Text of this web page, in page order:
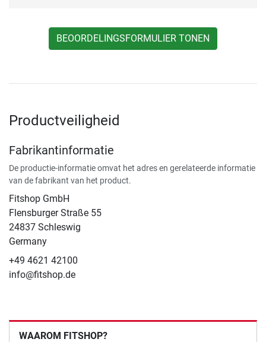
BEOORDELINGSFORMULIER TONEN
Productveiligheid
Fabrikantinformatie
De productie-informatie omvat het adres en gerelateerde informatie
van de fabrikant van het product.
Fitshop GmbH
Flensburger Straße 55
24837 Schleswig
Germany
+49 4621 42100
info@fitshop.de
WAAROM FITSHOP?